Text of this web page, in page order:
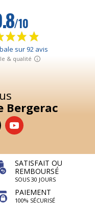
Bergerac
SATISFAIT OU
REMBOURSÉ
SOUS 30 JOURS
PAIEMENT
100% SÉCURISÉ